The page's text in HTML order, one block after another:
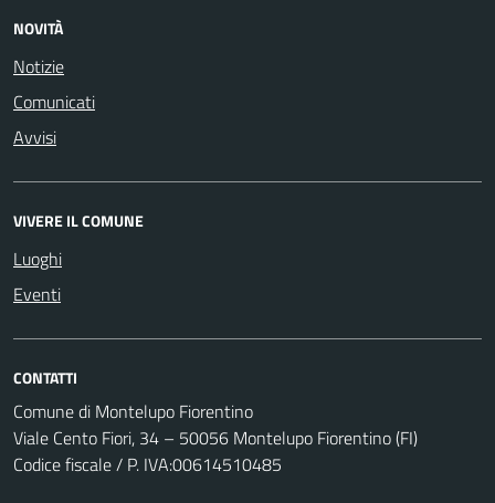
NOVITÀ
Notizie
Comunicati
Avvisi
VIVERE IL COMUNE
Luoghi
Eventi
CONTATTI
Comune di Montelupo Fiorentino
Viale Cento Fiori, 34 – 50056 Montelupo Fiorentino (FI)
Codice fiscale / P. IVA:00614510485